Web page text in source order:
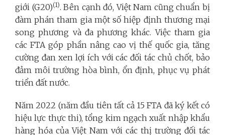
giới (G20)(1). Bên cạnh đó, Việt Nam cũng chuẩn bị
đàm phán tham gia một số hiệp định thương mại
song phương và đa phương khác. Việc tham gia
các FTA góp phần nâng cao vị thế quốc gia, tăng
cường đan xen lợi ích với các đối tác chủ chốt, bảo
đảm môi trường hòa bình, ổn định, phục vụ phát
triển đất nước.
Năm 2022 (năm đầu tiên tất cả 15 FTA đã ký kết có
hiệu lực thực thi), tổng kim ngạch xuất nhập khẩu
hàng hóa của Việt Nam với các thị trường đối tác